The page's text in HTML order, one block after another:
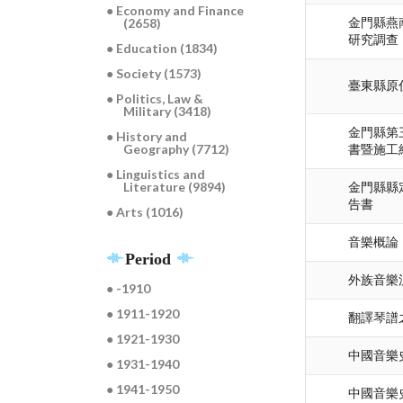
● Economy and Finance
(2658)
● Education (1834)
● Society (1573)
● Politics, Law &
Military (3418)
● History and
Geography (7712)
● Linguistics and
Literature (9894)
● Arts (1016)
Period
● -1910
● 1911-1920
● 1921-1930
● 1931-1940
● 1941-1950
金門縣燕
研究調查
臺東縣原
金門縣第
書暨施工
金門縣縣
告書
音樂概論
外族音樂
翻譯琴譜
中國音樂
中國音樂